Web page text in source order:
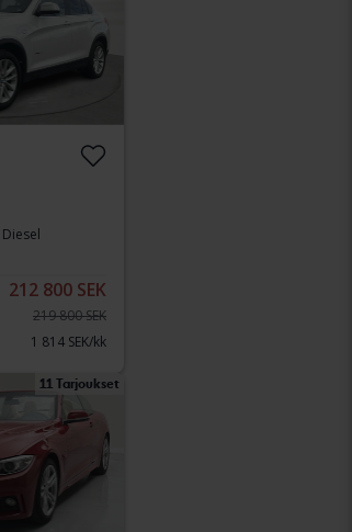
Diesel
212 800 SEK
219 800 SEK
1 814 SEK/kk
11 Tarjoukset